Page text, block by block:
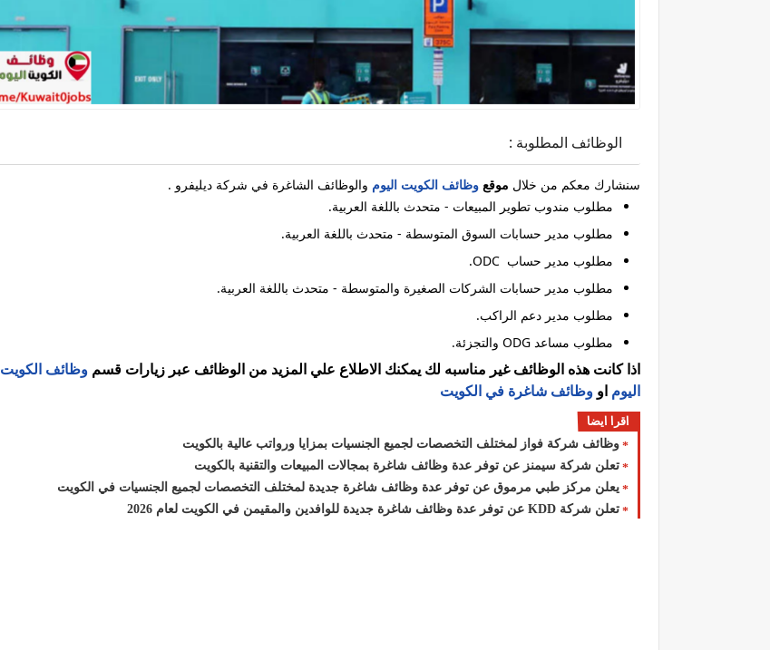
الوظائف المطلوبة :
سنشارك معكم من خلال موقع وظائف الكويت اليوم والوظائف الشاغرة في شركة ديليفرو .
مطلوب مندوب تطوير المبيعات - متحدث باللغة العربية.
مطلوب مدير حسابات السوق المتوسطة - متحدث باللغة العربية.
مطلوب مدير حساب ODC.
مطلوب مدير حسابات الشركات الصغيرة والمتوسطة - متحدث باللغة العربية.
مطلوب مدير دعم الراكب.
مطلوب مساعد ODG والتجزئة.
اذا كانت هذه الوظائف غير مناسبه لك يمكنك الاطلاع علي المزيد من الوظائف عبر زيارات قسم وظائف الكويت
اليوم او وظائف شاغرة في الكويت
اقرا ايضا
وظائف شركة فواز لمختلف التخصصات لجميع الجنسيات بمزايا ورواتب عالية بالكويت
تعلن شركة سيمنز عن توفر عدة وظائف شاغرة بمجالات المبيعات والتقنية بالكويت
يعلن مركز طبي مرموق عن توفر عدة وظائف شاغرة جديدة لمختلف التخصصات لجميع الجنسيات في الكويت
تعلن شركة ‏KDD‏ عن توفر عدة وظائف شاغرة جديدة للوافدين والمقيمن في الكويت لعام 2026